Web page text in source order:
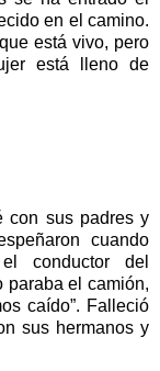
en el camino.
está vivo, pero
está lleno de
con sus padres y
cuando
conductor del
paraba el camión,
caído”. Falleció
sus hermanos y